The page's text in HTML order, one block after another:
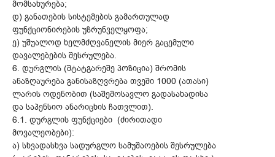
მომსახურება;
დ) განათების სისტემების გამართულად
ფუნქციონირების უზრუნველყოფა;
ე) უშუალოდ ხელმძღვანელის მიერ გაცემული
დავალებების შესრულება.
6. დურგლის (შტატგარეშე პოზიცია) შრომის
ანაზღაურება განისაზღვრება თვეში 1000 (ათასი)
ლარის ოდენობით (საშემოსავლო გადასახადისა
და საპენსიო ანარიცხის ჩათვლით).
6.1. დურგლის ფუნქციები (ძირითადი
მოვალეობები):
ა) სხვადასხვა სადურგლო სამუშაოების შესრულება